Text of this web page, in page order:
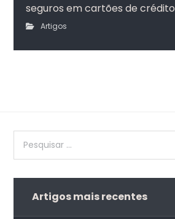
seguros em cartões de crédito
Artigos
Artigos mais recentes